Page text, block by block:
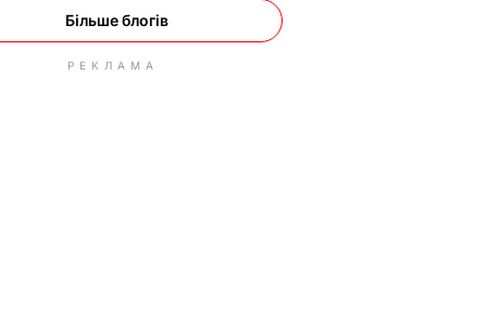
Більше блогів
РЕКЛАМА